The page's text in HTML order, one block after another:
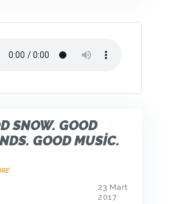
SNOW. GOOD
GOOD MUSIC.
23 Mart
2017